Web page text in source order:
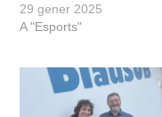
29 gener 2025
A "Esports"